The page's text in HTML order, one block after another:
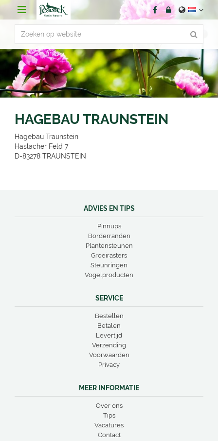
r
n
t
HAGEBAU TRAUNSTEIN
Hagebau Traunstein
Haslacher Feld 7
D-83278 TRAUNSTEIN
ADVIES EN TIPS
Pinnups
Borderranden
Plantensteunen
Groeirasters
Steunringen
Vogelproducten
SERVICE
Bestellen
Betalen
Levertijd
Verzending
Voorwaarden
Privacy
MEER INFORMATIE
Over ons
Tips
Vacatures
Contact